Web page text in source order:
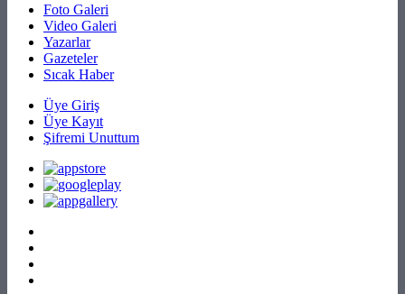
Foto Galeri
Video Galeri
Yazarlar
Gazeteler
Sıcak Haber
Üye Giriş
Üye Kayıt
Şifremi Unuttum